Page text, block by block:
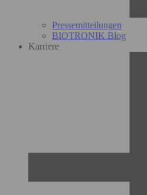
Pressemitteilungen
BIOTRONIK Blog
Karriere